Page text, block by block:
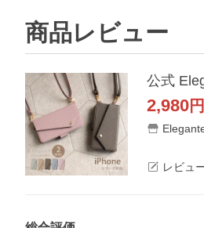
商品レビュー
2,980円
レビュ